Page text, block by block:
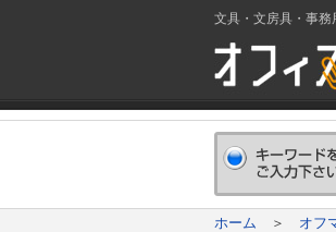
文具・文房具・事
ホーム ＞ オフ